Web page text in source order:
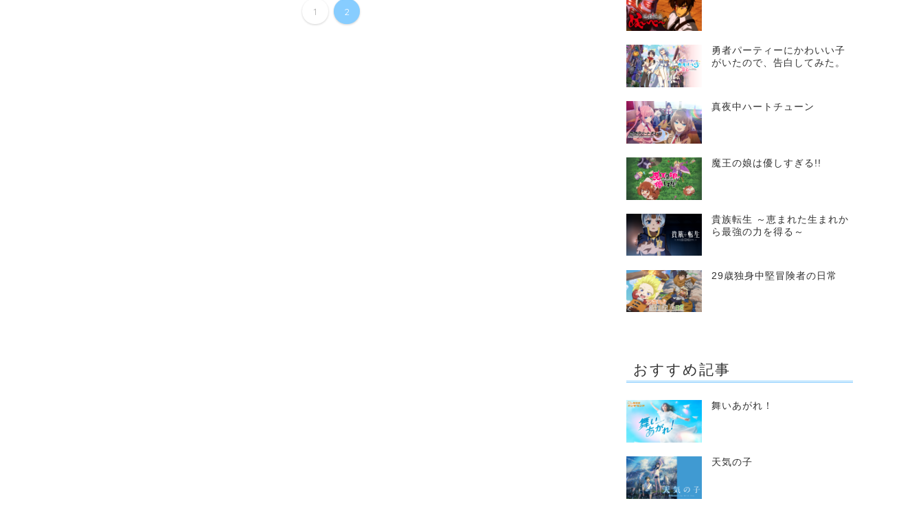
1 2
勇者パーティーにかわいい子
がいたので、告白してみた。
真夜中ハートチューン
魔王の娘は優しすぎる!!
貴族転生 ～恵まれた生まれか
ら最強の力を得る～
29歳独身中堅冒険者の日常
おすすめ記事
舞いあがれ！
天気の子